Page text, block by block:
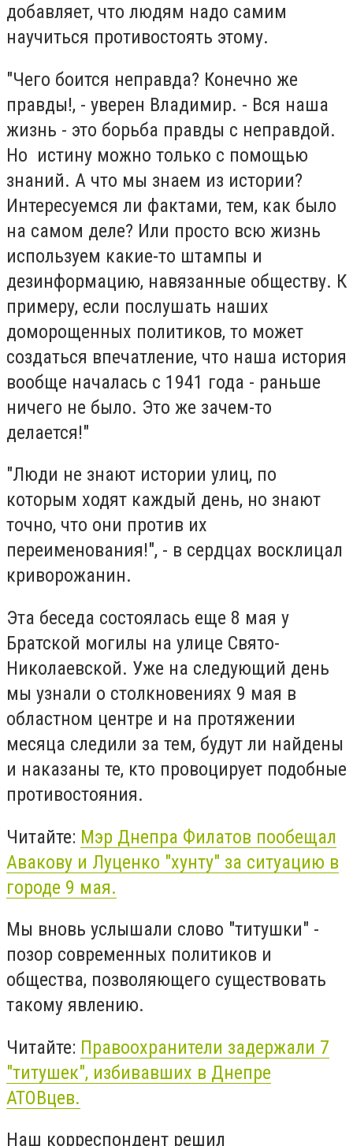
добавляет, что людям надо самим
научиться противостоять этому.
"Чего боится неправда? Конечно же
правды!, - уверен Владимир. - Вся наша
жизнь - это борьба правды с неправдой.
Но истину можно только с помощью
знаний. А что мы знаем из истории?
Интересуемся ли фактами, тем, как было
на самом деле? Или просто всю жизнь
используем какие-то штампы и
дезинформацию, навязанные обществу. К
примеру, если послушать наших
доморощенных политиков, то может
создаться впечатление, что наша история
вообще началась с 1941 года - раньше
ничего не было. Это же зачем-то
делается!"
"Люди не знают истории улиц, по
которым ходят каждый день, но знают
точно, что они против их
переименования!", - в сердцах восклицал
криворожанин.
Эта беседа состоялась еще 8 мая у
Братской могилы на улице Свято-
Николаевской. Уже на следующий день
мы узнали о столкновениях 9 мая в
областном центре и на протяжении
месяца следили за тем, будут ли найдены
и наказаны те, кто провоцирует подобные
противостояния.
Читайте: Мэр Днепра Филатов пообещал
Авакову и Луценко "хунту" за ситуацию в
городе 9 мая.
Мы вновь услышали слово "титушки" -
позор современных политиков и
общества, позволяющего существовать
такому явлению.
Читайте: Правоохранители задержали 7
"титушек", избивавших в Днепре
АТОВцев.
Наш корреспондент решил